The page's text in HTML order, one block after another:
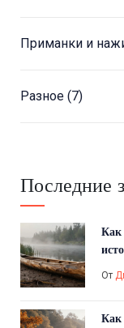
Приманки и
Разное (7)
Последние
Как
От
Как